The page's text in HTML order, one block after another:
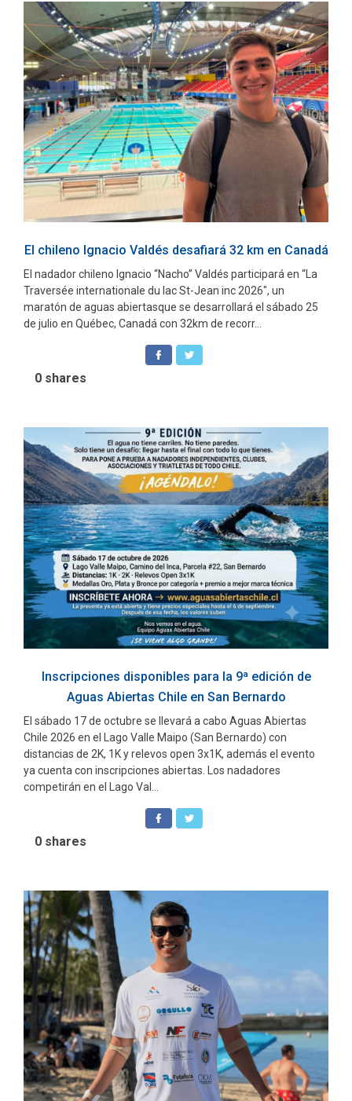
El chileno Ignacio Valdés desafiará 32 km en Canadá
El nadador chileno Ignacio “Nacho” Valdés participará en “La
Traversée internationale du lac St-Jean inc 2026″, un
maratón de aguas abiertasque se desarrollará el sábado 25
de julio en Québec, Canadá con 32km de recorr...
0 shares
Inscripciones disponibles para la 9ª edición de
Aguas Abiertas Chile en San Bernardo
El sábado 17 de octubre se llevará a cabo Aguas Abiertas
Chile 2026 en el Lago Valle Maipo (San Bernardo) con
distancias de 2K, 1K y relevos open 3x1K, además el evento
ya cuenta con inscripciones abiertas. Los nadadores
competirán en el Lago Val...
0 shares